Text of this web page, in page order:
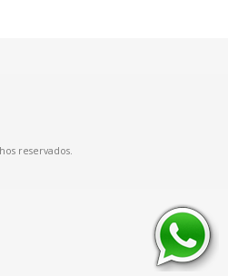
reservados.